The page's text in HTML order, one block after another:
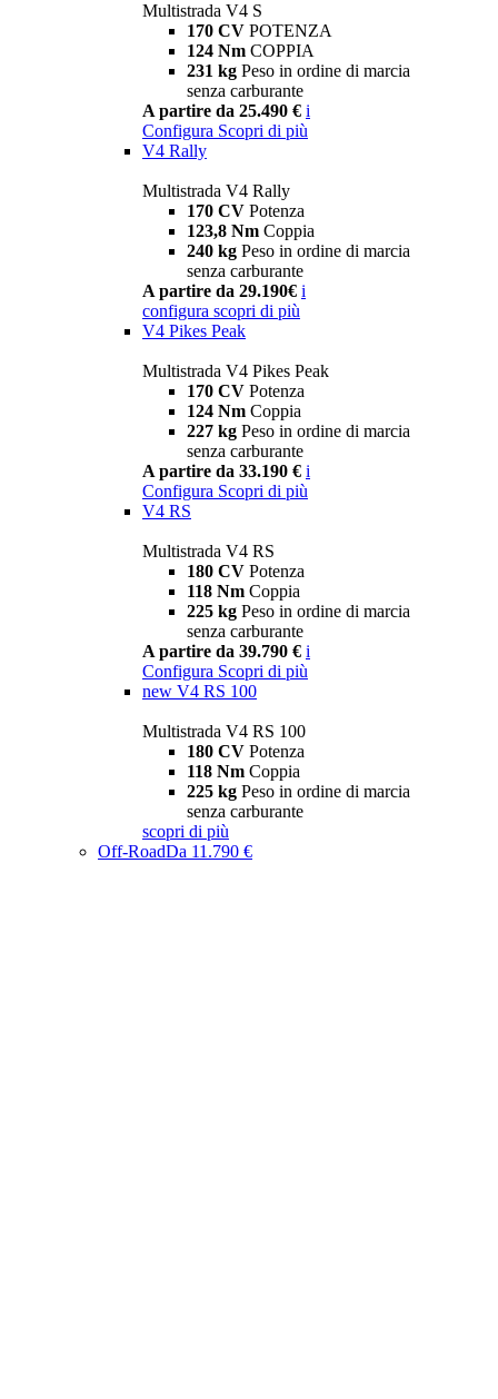
Multistrada V4 S
170 CV POTENZA
124 Nm COPPIA
231 kg Peso in ordine di marcia
senza carburante
A partire da 25.490 € i
Configura Scopri di più
V4 Rally
Multistrada V4 Rally
170 CV Potenza
123,8 Nm Coppia
240 kg Peso in ordine di marcia
senza carburante
A partire da 29.190€ i
configura scopri di più
V4 Pikes Peak
Multistrada V4 Pikes Peak
170 CV Potenza
124 Nm Coppia
227 kg Peso in ordine di marcia
senza carburante
A partire da 33.190 € i
Configura Scopri di più
V4 RS
Multistrada V4 RS
180 CV Potenza
118 Nm Coppia
225 kg Peso in ordine di marcia
senza carburante
A partire da 39.790 € i
Configura Scopri di più
new V4 RS 100
Multistrada V4 RS 100
180 CV Potenza
118 Nm Coppia
225 kg Peso in ordine di marcia
senza carburante
scopri di più
Off-RoadDa 11.790 €